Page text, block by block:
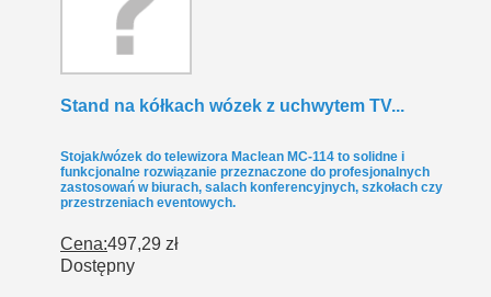
Stand na kółkach wózek z uchwytem TV...
Stojak/wózek do telewizora Maclean MC-114 to solidne i
funkcjonalne rozwiązanie przeznaczone do profesjonalnych
zastosowań w biurach, salach konferencyjnych, szkołach czy
przestrzeniach eventowych.
Cena:497,29 zł
Dostępny